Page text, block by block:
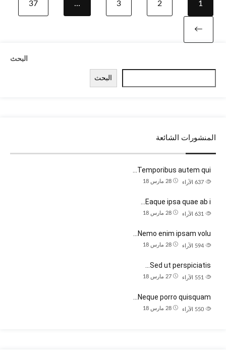
1
2
3
…
37
البحث
البحث
المنشورات الشائعة
Temporibus autem qui…
28 مارس 18 الآراء
Eaque ipsa quae ab i…
28 مارس 18 الآراء
Nemo enim ipsam volu…
28 مارس 18 الآراء
Sed ut perspiciatis…
27 مارس 18 الآراء
Neque porro quisquam…
28 مارس 18 الآراء